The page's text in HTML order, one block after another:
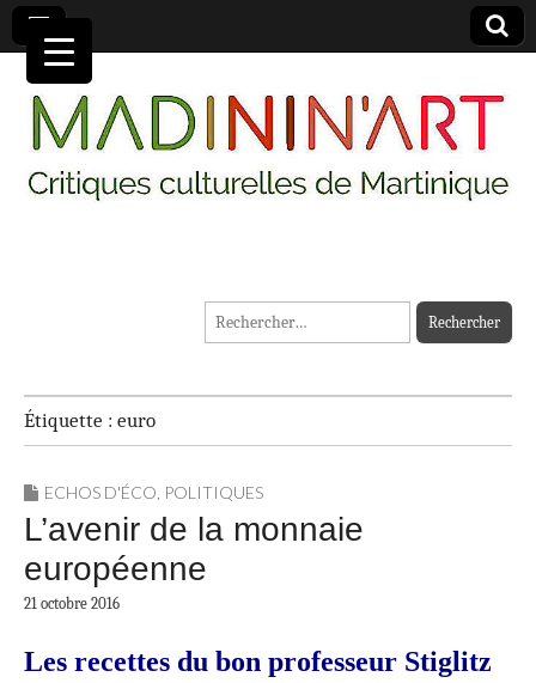
MADININ'ART
Rechercher :
Étiquette : euro
ECHOS D'ÉCO, POLITIQUES
L’avenir de la monnaie
européenne
21 octobre 2016
Les recettes du bon professeur Stiglitz